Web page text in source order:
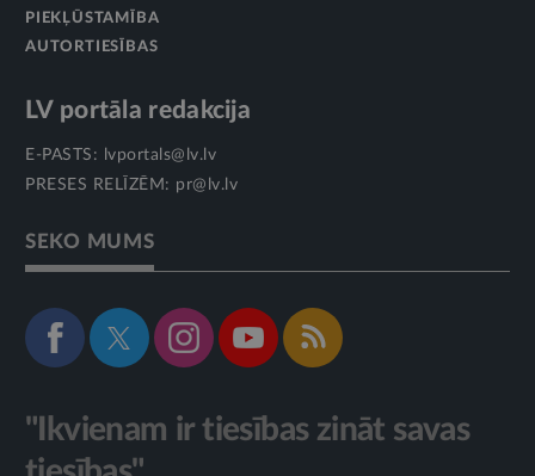
PIEKĻŪSTAMĪBA
AUTORTIESĪBAS
LV portāla redakcija
E-PASTS:
lvportals@lv.lv
PRESES RELĪZĒM: pr@lv.lv
SEKO MUMS
"Ikvienam ir tiesības zināt savas